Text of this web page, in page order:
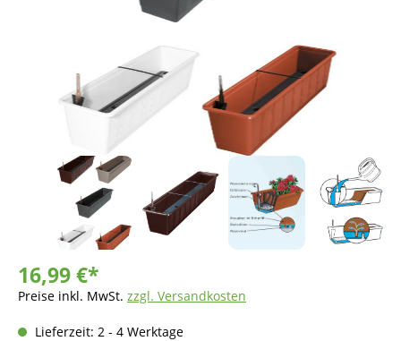
16,99 €*
Preise inkl. MwSt. zzgl. Versandkosten
Lieferzeit: 2 - 4 Werktage